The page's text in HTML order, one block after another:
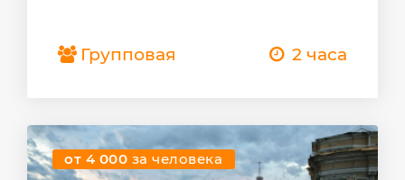
Групповая 2 часа
от 4 000 за человека